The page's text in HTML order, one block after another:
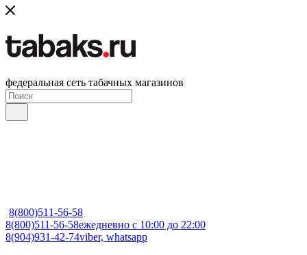
федеральная сеть табачных магазинов
8(800)511-56-58
8(800)511-56-58ежедневно с 10:00 до 22:00
8(904)931-42-74viber, whatsapp